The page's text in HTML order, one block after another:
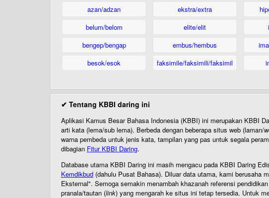
azan/adzan
belum/belom
bengep/bengap
besok/esok
ekstra/extra
elite/elit
embus/hembus
faksimile/faksimili/faksimil
✔ Tentang KBBI daring ini
Aplikasi Kamus Besar Bahasa Indonesia (KBBI) ini merupakan KBBI
arti kata (lema/sub lema). Berbeda dengan beberapa situs web (laman/
warna pembeda untuk jenis kata, tampilan yang pas untuk segala
dibagian Fitur KBBI Daring.
Database utama KBBI Daring ini masih mengacu pada KBBI Daring
Kemdikbud (dahulu Pusat Bahasa). Diluar data utama, kami berusaha
Eksternal". Semoga semakin menambah khazanah referensi
pranala/tautan (link) yang mengarah ke situs ini tetap tersedia. Untuk